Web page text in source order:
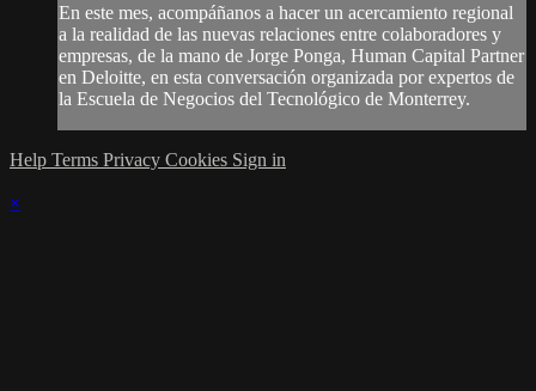
En este mes, acompáñanos a hacer un acercamiento regional
a la realidad de las nuevas relaciones entre colaboradores y
empresas, de la mano de Jorge Ponga, Human Capital Partner
en Deloitte, en esta conversación organizada por expertos de
la Escuela de Negocios del Tecnológico de Monterrey.
Help Terms Privacy Cookies Sign in
×